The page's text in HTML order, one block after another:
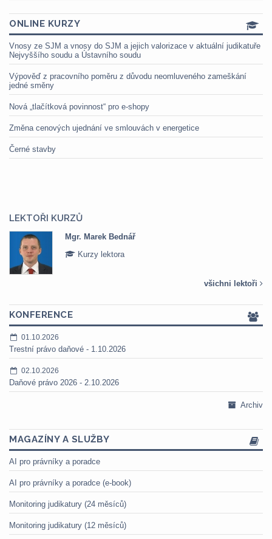
ONLINE KURZY
Vnosy ze SJM a vnosy do SJM a jejich valorizace v aktuální judikatuře
Nejvyššího soudu a Ústavního soudu
Výpověď z pracovního poměru z důvodu neomluveného zameškání
jedné směny
Nová „tlačítková povinnost“ pro e-shopy
Změna cenových ujednání ve smlouvách v energetice
Černé stavby
LEKTOŘI KURZŮ
Mgr. Marek Bednář
Kurzy lektora
všichni lektoři
KONFERENCE
01.10.2026
Trestní právo daňové - 1.10.2026
02.10.2026
Daňové právo 2026 - 2.10.2026
Archiv
MAGAZÍNY A SLUŽBY
AI pro právníky a poradce
AI pro právníky a poradce (e-book)
Monitoring judikatury (24 měsíců)
Monitoring judikatury (12 měsíců)